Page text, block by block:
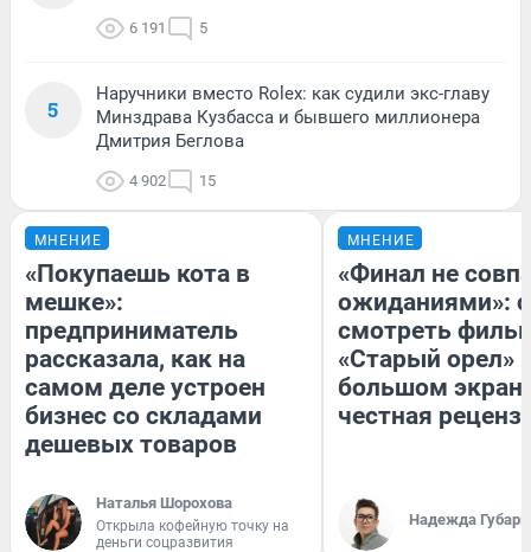
6 191 5
5
Наручники вместо Rolex: как судили экс-главу
Минздрава Кузбасса и бывшего миллионера
Дмитрия Беглова
4 902 15
МНЕНИЕ
«Покупаешь кота в
мешке»:
предприниматель
рассказала, как на
самом деле устроен
бизнес со складами
дешевых товаров
Наталья Шорохова
Открыла кофейную точку на
деньги соцразвития
МНЕНИЕ
«Финал не
ожиданиями»:
смотреть
«Старый орел»
большом
честная
Надежда Губарь